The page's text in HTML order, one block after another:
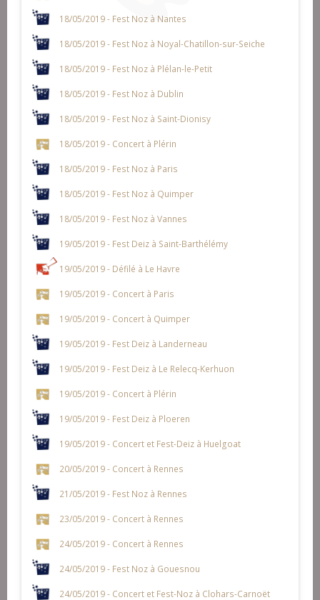
18/05/2019 - Fest Noz à Nantes
18/05/2019 - Fest Noz à Noyal-Chatillon-sur-Seiche
18/05/2019 - Fest Noz à Plélan-le-Petit
18/05/2019 - Fest Noz à Dublin
18/05/2019 - Fest Noz à Saint-Dionisy
18/05/2019 - Concert à Plérin
18/05/2019 - Fest Noz à Paris
18/05/2019 - Fest Noz à Quimper
18/05/2019 - Fest Noz à Vannes
19/05/2019 - Fest Deiz à Saint-Barthélémy
19/05/2019 - Défilé à Le Havre
19/05/2019 - Concert à Paris
19/05/2019 - Concert à Quimper
19/05/2019 - Fest Deiz à Landerneau
19/05/2019 - Fest Deiz à Le Relecq-Kerhuon
19/05/2019 - Concert à Plérin
19/05/2019 - Fest Deiz à Ploeren
19/05/2019 - Concert et Fest-Deiz à Huelgoat
20/05/2019 - Concert à Rennes
21/05/2019 - Fest Noz à Rennes
23/05/2019 - Concert à Rennes
24/05/2019 - Concert à Rennes
24/05/2019 - Fest Noz à Gouesnou
24/05/2019 - Concert et Fest-Noz à Clohars-Carnoët